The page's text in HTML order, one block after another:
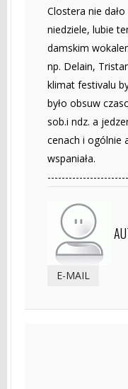
Clostera nie
niedziele, lubie
damskim
np. Delain,
klimat festivalu
było obsuw
sob.i ndz. a
cenach i ogólnie
wspaniała.
E-MAIL